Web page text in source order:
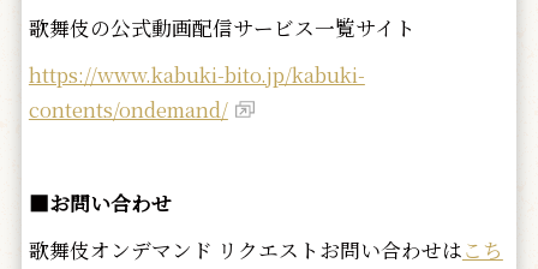
歌舞伎の公式動画配信サービス一覧サイト
https://www.kabuki-bito.jp/kabuki-
contents/ondemand/
■お問い合わせ
歌舞伎オンデマンド リクエストお問い合わせはこち